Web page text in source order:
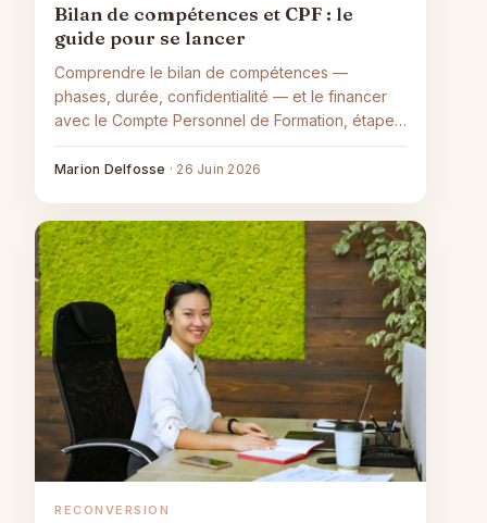
Bilan de compétences et CPF : le
guide pour se lancer
Comprendre le bilan de compétences —
phases, durée, confidentialité — et le financer
avec le Compte Personnel de Formation, étape
par étape.
Marion Delfosse · 26 Juin 2026
RECONVERSION